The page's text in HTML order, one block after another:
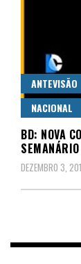
ANTEVISÃO
NACIONAL
BD: NOVA
DEZEMBRO 3,